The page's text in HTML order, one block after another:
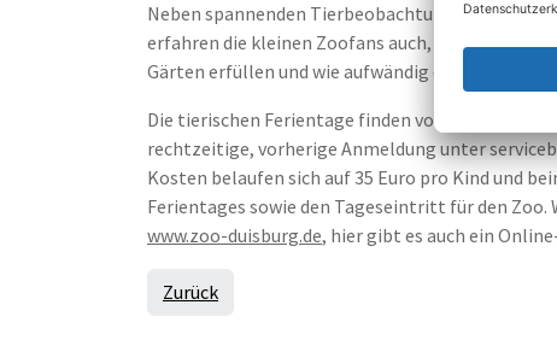
Neben spannenden Tierbeobachtungen,
erfahren die kleinen Zoofans auch, wie ein Zoo
Gärten erfüllen und wie aufwändig es ist, Gehege
Die tierischen Ferientage finden von 9-15 Uhr
rechtzeitige, vorherige Anmeldung unter
Kosten belaufen sich auf 35 Euro pro Kind und
Ferientages sowie den Tageseintritt für den
www.zoo-duisburg.de, hier gibt es auch ein
Zurück